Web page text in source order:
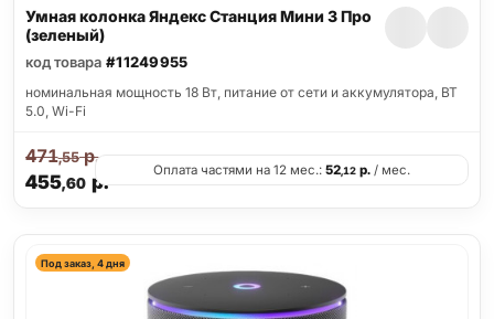
Умная колонка Яндекс Станция Мини 3 Про
(зеленый)
код товара #11249955
номинальная мощность 18 Вт, питание от сети и аккумулятора, BT
5.0, Wi-Fi
455,60р.
471,55р.
Оплата частями на 12 мес.: 52,12 р. / мес.
Под заказ, 4 дня